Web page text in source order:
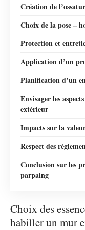
Création de
Choix de la pose –
Protection et
Application d’un
Planification d’un
Envisager les
extérieur
Impacts sur la
Respect des
Conclusion sur les
parpaing
Choix des
habiller un mur